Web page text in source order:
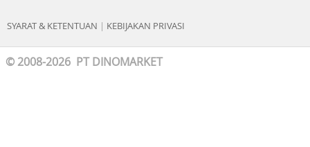
SYARAT & KETENTUAN | KEBIJAKAN PRIVASI
© 2008-2026 PT DINOMARKET